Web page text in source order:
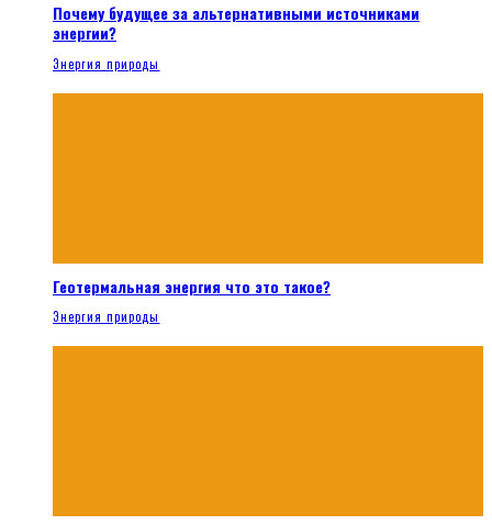
Почему будущее за альтернативными источниками
энергии?
Энергия природы
Геотермальная энергия что это такое?
Энергия природы